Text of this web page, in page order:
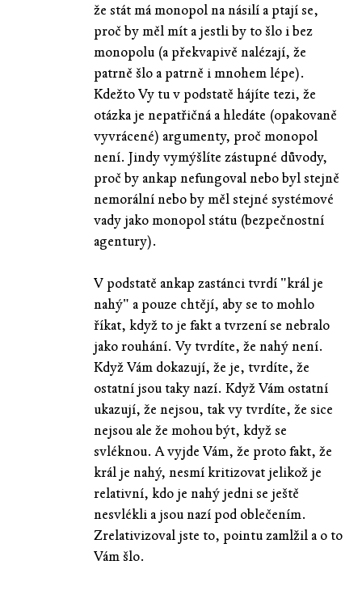
že stát má monopol na násilí a ptají se,
proč by měl mít a jestli by to šlo i bez
monopolu (a překvapivě nalézají, že
patrně šlo a patrně i mnohem lépe).
Kdežto Vy tu v podstatě hájíte tezi, že
otázka je nepatřičná a hledáte (opakovaně
vyvrácené) argumenty, proč monopol
není. Jindy vymýšlíte zástupné důvody,
proč by ankap nefungoval nebo byl stejně
nemorální nebo by měl stejné systémové
vady jako monopol státu (bezpečnostní
agentury).
V podstatě ankap zastánci tvrdí "král je
nahý" a pouze chtějí, aby se to mohlo
říkat, když to je fakt a tvrzení se nebralo
jako rouhání. Vy tvrdíte, že nahý není.
Když Vám dokazují, že je, tvrdíte, že
ostatní jsou taky nazí. Když Vám ostatní
ukazují, že nejsou, tak vy tvrdíte, že sice
nejsou ale že mohou být, když se
svléknou. A vyjde Vám, že proto fakt, že
král je nahý, nesmí kritizovat jelikož je
relativní, kdo je nahý jedni se ještě
nesvlékli a jsou nazí pod oblečením.
Zrelativizoval jste to, pointu zamlžil a o to
Vám šlo.